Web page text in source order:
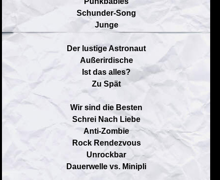
Schunder-Song
Junge
Der lustige Astronaut
Außerirdische
Ist das alles?
Zu Spät
Wir sind die Besten
Schrei Nach Liebe
Anti-Zombie
Rock Rendezvous
Unrockbar
Dauerwelle vs. Minipli